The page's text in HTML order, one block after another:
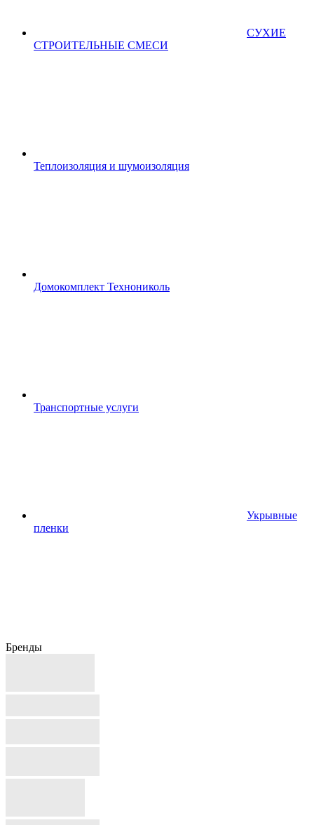
СУХИЕ
СТРОИТЕЛЬНЫЕ СМЕСИ
Теплоизоляция и шумоизоляция
Домокомплект Технониколь
Транспортные услуги
Укрывные
пленки
Бренды